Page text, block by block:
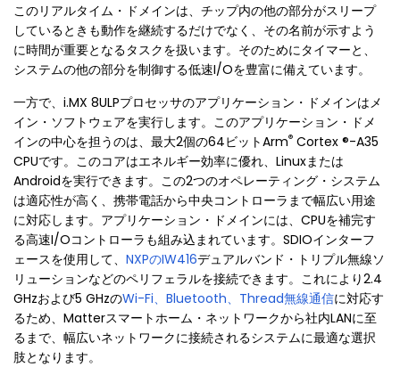
このリアルタイム・ドメインは、チップ内の他の部分がスリープ
しているときも動作を継続するだけでなく、その名前が示すよう
に時間が重要となるタスクを扱います。そのためにタイマーと、
システムの他の部分を制御する低速I/Oを豊富に備えています。
一方で、i.MX 8ULPプロセッサのアプリケーション・ドメインはメ
イン・ソフトウェアを実行します。このアプリケーション・ドメ
インの中心を担うのは、最大2個の64ビットArm® Cortex ®-A35
CPUです。このコアはエネルギー効率に優れ、Linuxまたは
Androidを実行できます。この2つのオペレーティング・システム
は適応性が高く、携帯電話から中央コントローラまで幅広い用途
に対応します。アプリケーション・ドメインには、CPUを補完す
る高速I/Oコントローラも組み込まれています。SDIOインターフ
ェースを使用して、 NXPのIW416デュアルバンド・トリプル無線ソ
リューションなどのペリフェラルを接続できます。これにより2.4
GHzおよび5 GHzのWi-Fi、Bluetooth、Thread無線通信に対応す
るため、Matterスマートホーム・ネットワークから社内LANに至
るまで、幅広いネットワークに接続されるシステムに最適な選択
肢となります。